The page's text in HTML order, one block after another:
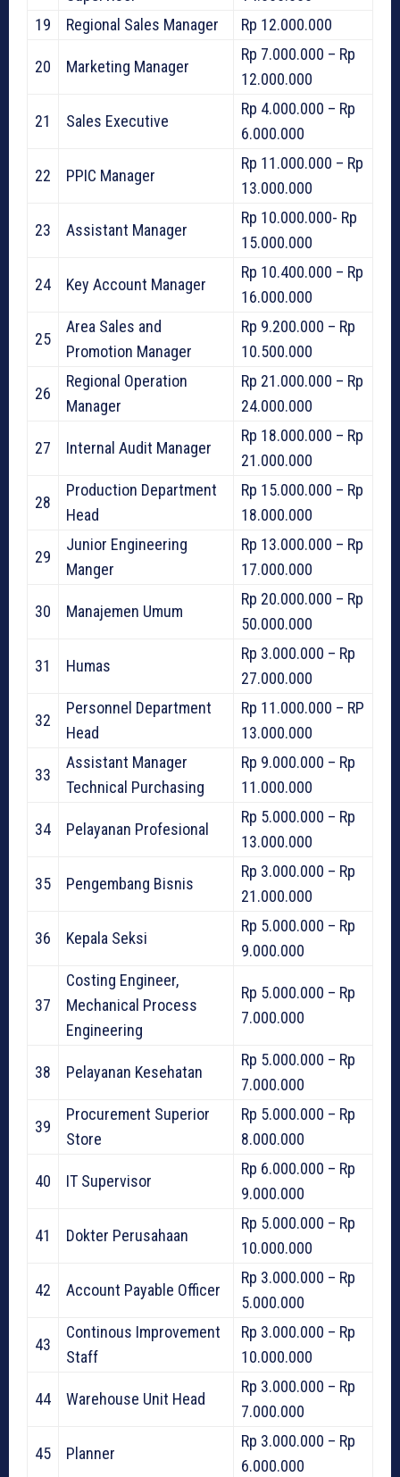
19
Regional Sales Manager Rp 12.000.000
20 Marketing Manager
Rp 7.000.000 – Rp
12.000.000
21 Sales Executive
Rp 4.000.000 – Rp
6.000.000
22 PPIC Manager
Rp 11.000.000 – Rp
13.000.000
23 Assistant Manager
Rp 10.000.000- Rp
15.000.000
24 Key Account Manager
Rp 10.400.000 – Rp
16.000.000
25
Area Sales and
Promotion Manager
Rp 9.200.000 – Rp
10.500.000
26
Regional Operation
Manager
Rp 21.000.000 – Rp
24.000.000
27 Internal Audit Manager
Rp 18.000.000 – Rp
21.000.000
28
Production Department
Head
Rp 15.000.000 – Rp
18.000.000
29
Junior Engineering
Manger
Rp 13.000.000 – Rp
17.000.000
30 Manajemen Umum
Rp 20.000.000 – Rp
50.000.000
31 Humas
Rp 3.000.000 – Rp
27.000.000
32
Personnel Department
Head
Rp 11.000.000 – RP
13.000.000
33
Assistant Manager
Technical Purchasing
Rp 9.000.000 – Rp
11.000.000
34 Pelayanan Profesional
Rp 5.000.000 – Rp
13.000.000
35 Pengembang Bisnis
Rp 3.000.000 – Rp
21.000.000
36 Kepala Seksi
Rp 5.000.000 – Rp
9.000.000
37
Costing Engineer,
Mechanical Process
Engineering
Rp 5.000.000 – Rp
7.000.000
38 Pelayanan Kesehatan
Rp 5.000.000 – Rp
7.000.000
39
Procurement Superior
Store
Rp 5.000.000 – Rp
8.000.000
40 IT Supervisor
Rp 6.000.000 – Rp
9.000.000
41 Dokter Perusahaan
Rp 5.000.000 – Rp
10.000.000
42 Account Payable Officer
Rp 3.000.000 – Rp
5.000.000
43
Continous Improvement
Staff
Rp 3.000.000 – Rp
10.000.000
44 Warehouse Unit Head
Rp 3.000.000 – Rp
7.000.000
45 Planner
Rp 3.000.000 – Rp
6.000.000